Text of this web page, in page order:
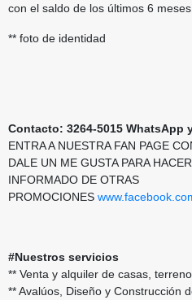
con el saldo de los últimos 6
** foto de identidad
Contacto: 3264-5015 WhatsApp
ENTRA A NUESTRA FAN PAGE
DALE UN ME GUSTA PARA
INFORMADO DE OTRAS
PROMOCIONES
#Nuestros servicios
** Venta y alquiler de casas,
** Avalúos, Diseño y Construcción